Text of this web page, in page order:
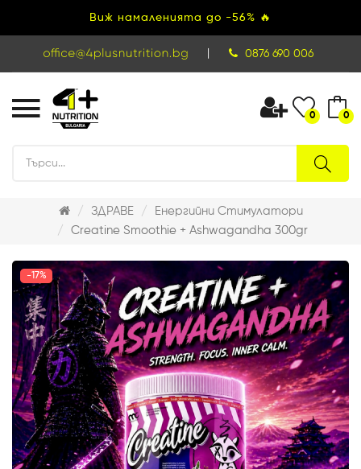
Виж намаленията до -56% 🔥
0876 690 006
0 0
ЗДРАВЕ
Енергийни Стимулатори
Creatine Smoothie + Ashwagandha 300gr
-17%